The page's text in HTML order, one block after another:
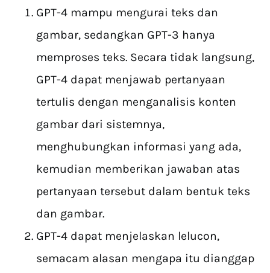
GPT-4 mampu mengurai teks dan
gambar, sedangkan GPT-3 hanya
memproses teks. Secara tidak langsung,
GPT-4 dapat menjawab pertanyaan
tertulis dengan menganalisis konten
gambar dari sistemnya,
menghubungkan informasi yang ada,
kemudian memberikan jawaban atas
pertanyaan tersebut dalam bentuk teks
dan gambar.
GPT-4 dapat menjelaskan lelucon,
semacam alasan mengapa itu dianggap